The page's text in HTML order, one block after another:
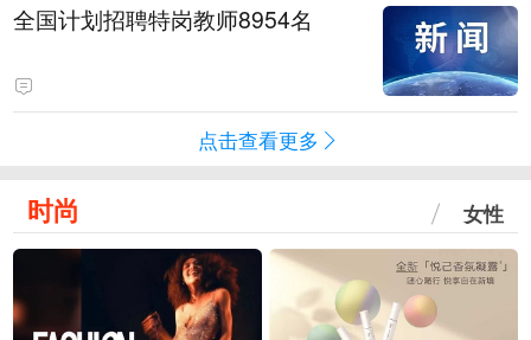
全国计划招聘特岗教师8954名
点击查看更多
时尚 女性